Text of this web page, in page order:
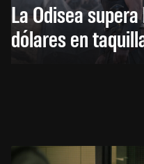
La Odisea
dólares en